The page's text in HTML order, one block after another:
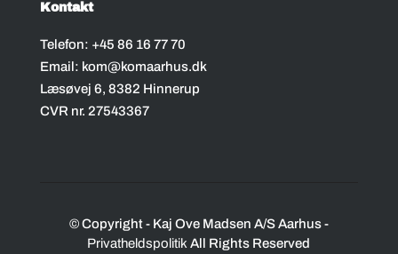
Kontakt
Telefon: +45 86 16 77 70
Email: kom@komaarhus.dk
Læsøvej 6, 8382 Hinnerup
CVR nr. 27543367
© Copyright - Kaj Ove Madsen A/S Aarhus -
Privatheldspolitik All Rights Reserved